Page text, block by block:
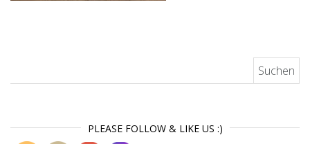
PLEASE FOLLOW & LIKE US :)